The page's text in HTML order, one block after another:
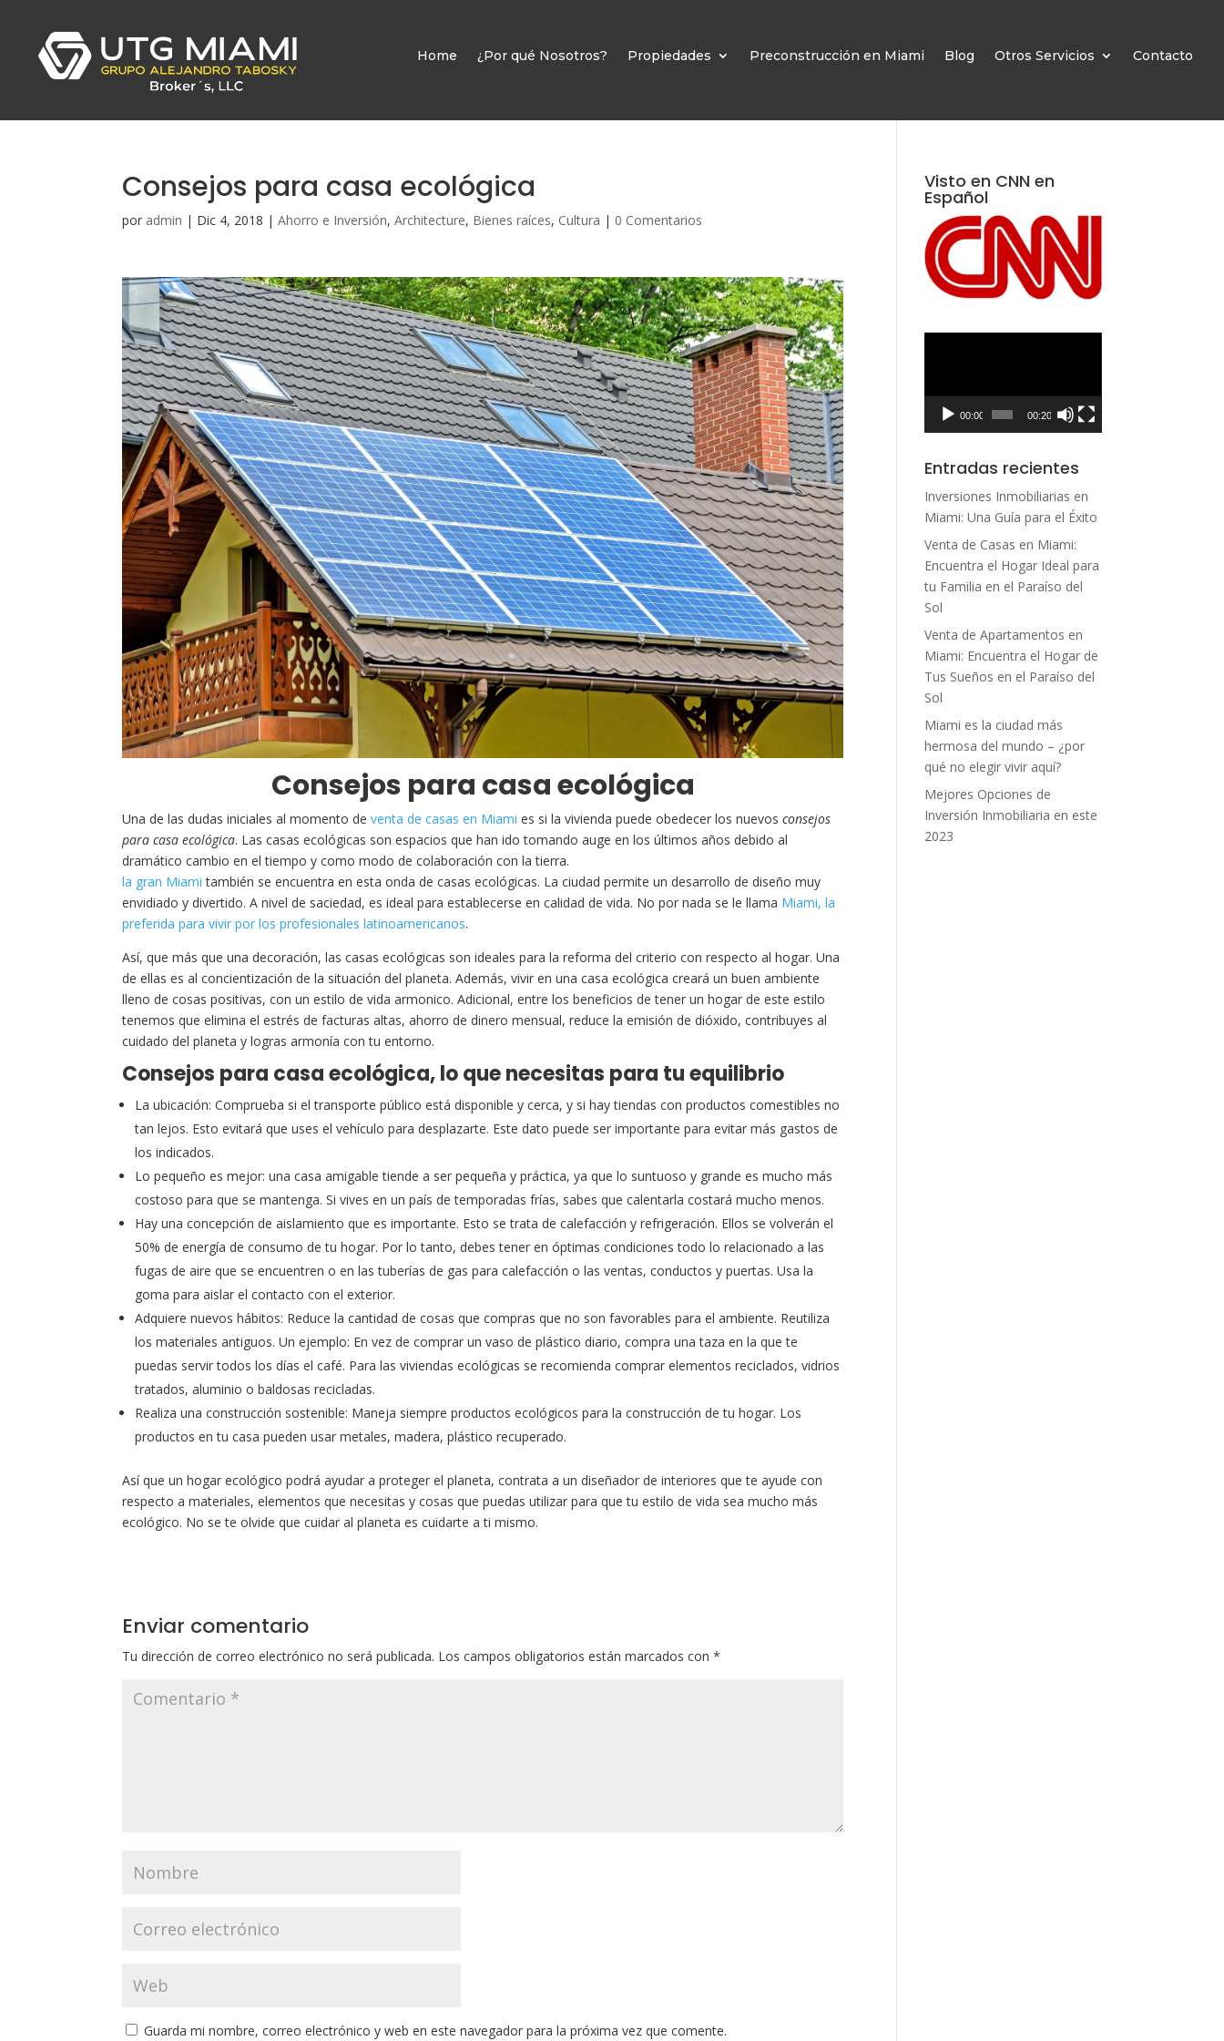
Home ¿Por qué Nosotros? Propiedades Preconstrucción en Miami Blog Otros Servicios Contacto
Consejos para casa ecológica
por admin | Dic 4, 2018 |Ahorro e Inversión,Architecture, Bienes raíces, Cultura | 0 Comentarios
Consejos para casa ecológica
Una de las dudas iniciales al momento deventa de casas en Miami es si la vivienda puede obedecer los nuevosconsejos
para casa ecológica. Las casas ecológicas son espacios que han ido tomando auge en los últimos años debido al
dramático cambio en el tiempo y como modo de colaboración con la tierra.
la gran Miami también se encuentra en esta onda de casas ecológicas. La ciudad permite un desarrollo de diseño muy
envidiado y divertido. A nivel de saciedad, es ideal para establecerse en calidad de vida. No por nada se le llama Miami, la
preferida para vivir por los profesionales latinoamericanos.
Así, que más que una decoración, las casas ecológicas son ideales para la reforma del criterio con respecto al hogar. Una
de ellas es al concientización de la situación del planeta. Además, vivir en una casa ecológica creará un buen ambiente
lleno de cosas positivas, con un estilo de vida armonico. Adicional, entre los beneficios de tener un hogar de este estilo
tenemos que elimina el estrés de facturas altas, ahorro de dinero mensual, reduce la emisión de dióxido, contribuyes al
cuidado del planeta y logras armonía con tu entorno.
Consejos para casa ecológica, lo que necesitas para tu equilibrio
La ubicación: Comprueba si el transporte público está disponible y cerca, y si hay tiendas con productos comestibles no
tan lejos. Esto evitará que uses el vehículo para desplazarte. Este dato puede ser importante para evitar más gastos de
los indicados.
Lo pequeño es mejor: una casa amigable tiende a ser pequeña y práctica, ya que lo suntuoso y grande es mucho más
costoso para que se mantenga. Si vives en un país de temporadas frías, sabes que calentarla costará mucho menos.
Hay una concepción de aislamiento que es importante. Esto se trata de calefacción y refrigeración. Ellos se volverán el
50% de energía de consumo de tu hogar. Por lo tanto, debes tener en óptimas condiciones todo lo relacionado a las
fugas de aire que se encuentren o en las tuberías de gas para calefacción o las ventas, conductos y puertas. Usa la
goma para aislar el contacto con el exterior.
Adquiere nuevos hábitos: Reduce la cantidad de cosas que compras que no son favorables para el ambiente. Reutiliza
los materiales antiguos. Un ejemplo: En vez de comprar un vaso de plástico diario, compra una taza en la que te
puedas servir todos los días el café. Para las viviendas ecológicas se recomienda comprar elementos reciclados, vidrios
tratados, aluminio o baldosas recicladas.
Realiza una construcción sostenible: Maneja siempre productos ecológicos para la construcción de tu hogar. Los
productos en tu casa pueden usar metales, madera, plástico recuperado.
Así que un hogar ecológico podrá ayudar a proteger el planeta, contrata a un diseñador de interiores que te ayude con
respecto a materiales, elementos que necesitas y cosas que puedas utilizar para que tu estilo de vida sea mucho más
ecológico. No se te olvide que cuidar al planeta es cuidarte a ti mismo.
Enviar comentario
Tu dirección de correo electrónico no será publicada. Los campos obligatorios están marcados con*
Guarda mi nombre, correo electrónico y web en este navegador para la próxima vez que comente.
Visto en CNN en
Español
00:00 00:20
Entradas recientes
Inversiones Inmobiliarias en
Miami: Una Guía para el Éxito
Venta de Casas en Miami:
Encuentra el Hogar Ideal para
tu Familia en el Paraíso del
Sol
Venta de Apartamentos en
Miami: Encuentra el Hogar de
Tus Sueños en el Paraíso del
Sol
Miami es la ciudad más
hermosa del mundo – ¿por
qué no elegir vivir aquí?
Mejores Opciones de
Inversión Inmobiliaria en este
2023